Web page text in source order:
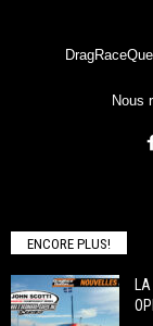
Nous
ENCORE PLUS!